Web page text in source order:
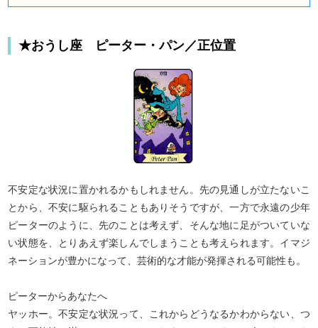
ートナーになるための魔法を見つけるお手伝いをし
よ！ まずはあなたを印象づけるための魔法を教え
は、どの物語の登場人物かしら？
★おうし座 ピーター・パン／正位置
不安定な状況に置かれるかもしれません。先の見通しが立たないこ
とから、不安に駆られることもありそうですが、一方で永遠の少年
ピーターのように、先のことは考えず、そんな地に足がついていな
い状態を、とりあえず楽しんでしまうことも考えられます。イマジ
ネーションが豊かになって、芸術的な才能が発揮される可能性も。
ピーターからあなたへ
ヤッホー。不安定な状況って、これからどうなるかわからない、つ